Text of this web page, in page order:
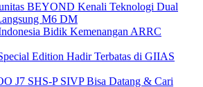
BEYOND Kenali Teknologi Dual
M6 DM
Bidik Kemenangan ARRC
Edition Hadir Terbatas di GIIAS
J7 SHS-P SIVP Bisa Datang & Cari